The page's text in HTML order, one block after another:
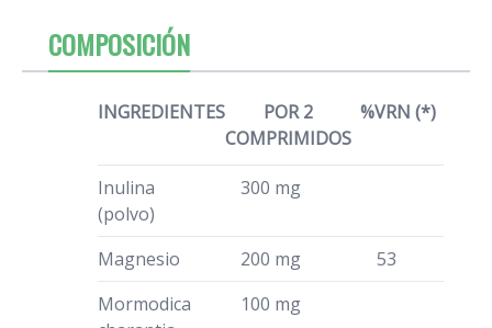
COMPOSICIÓN
INGREDIENTES
POR 2
COMPRIMIDOS
%VRN (*)
Inulina
(polvo)
300 mg
Magnesio 200 mg
53
Mormodica
100 mg